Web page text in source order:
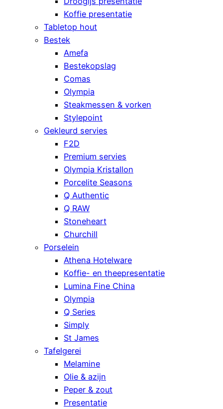
Koffie presentatie
Tabletop hout
Bestek
Amefa
Bestekopslag
Comas
Olympia
Steakmessen & vorken
Stylepoint
Gekleurd servies
F2D
Premium servies
Olympia Kristallon
Porcelite Seasons
Q Authentic
Q RAW
Stoneheart
Churchill
Porselein
Athena Hotelware
Koffie- en theepresentatie
Lumina Fine China
Olympia
Q Series
Simply
St James
Tafelgerei
Melamine
Olie & azijn
Peper & zout
Presentatie